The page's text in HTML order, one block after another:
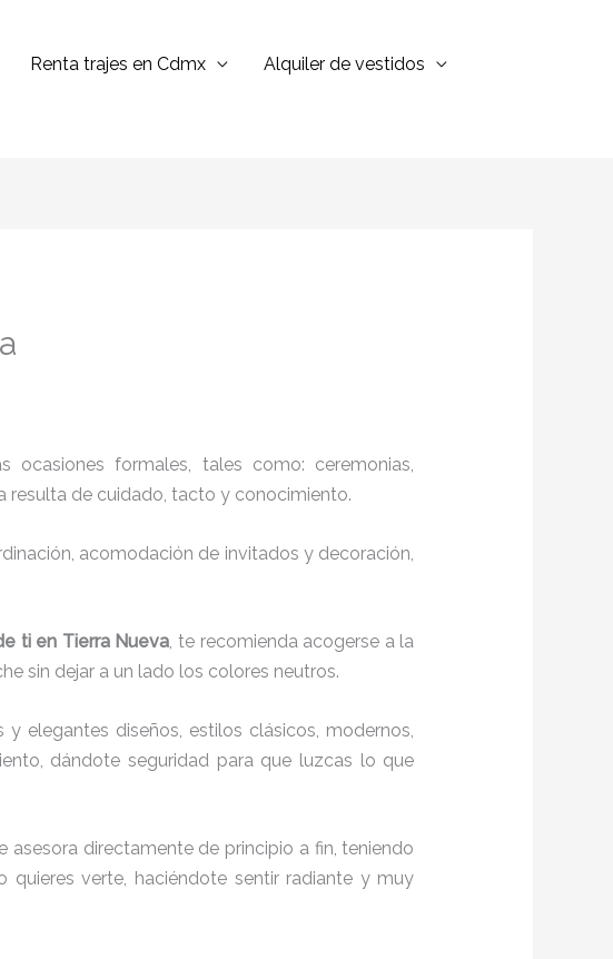
Renta trajes en Cdmx
Alquiler de vestidos
formales, tales como: ceremonias,
resulta de cuidado, tacto y conocimiento.
acomodación de invitados y decoración,
ti en Tierra Nueva, te recomienda acogerse a la
sin dejar a un lado los colores neutros.
y elegantes diseños, estilos clásicos, modernos,
dándote seguridad para que luzcas lo que
asesora directamente de principio a fin, teniendo
verte, haciéndote sentir radiante y muy